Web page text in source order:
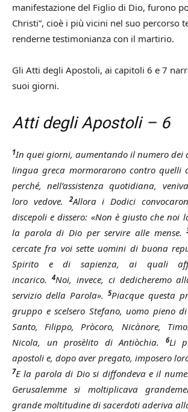
manifestazione del Figlio di Dio, furono
Christi”, cioè i più vicini nel suo percorso
renderne testimonianza con il martirio.
Gli Atti degli Apostoli, ai capitoli 6 e 7
suoi giorni.
Atti degli Apostoli – 6
1In quei giorni, aumentando il numero dei
lingua greca mormorarono contro quelli
perché, nell’assistenza quotidiana,
loro vedove.2Allora i Dodici
discepoli e dissero: «Non è giusto che noi
la parola di Dio per servire alle mense.
cercate fra voi sette uomini di buona
Spirito e di sapienza, ai quali
incarico.
4Noi, invece, ci dedicheremo
servizio della Parola». 5Piacque questa
gruppo e scelsero Stefano, uomo pieno
Santo, Filippo, Pròcoro, Nicànore,
Nicola, un prosèlito di Antiòchia.
6Li
apostoli e, dopo aver pregato, imposero
7E la parola di Dio si diffondeva e il
Gerusalemme si moltiplicava
grande moltitudine di sacerdoti aderiva